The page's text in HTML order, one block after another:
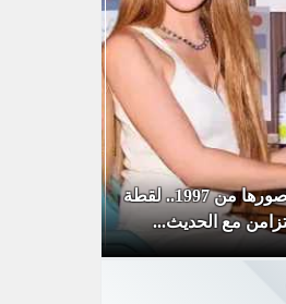
ثاني أغنيات ألبوم
الـ13 أغنية